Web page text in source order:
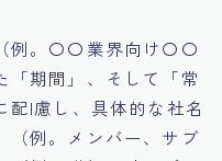
例。〇〇業界向け〇〇
「期間」、そして「常
配l慮し、具体的な社名
（例。メンバー、サブ